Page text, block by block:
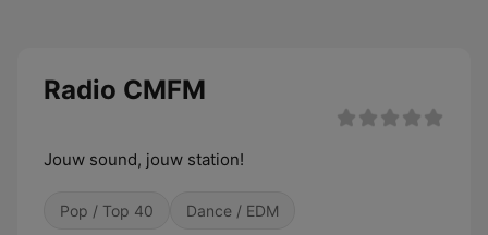
Radio CMFM
Jouw sound, jouw station!
Pop / Top 40 Dance / EDM